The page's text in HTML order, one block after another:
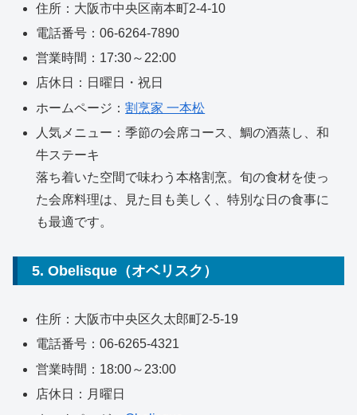
住所：大阪市中央区南本町2-4-10
電話番号：06-6264-7890
営業時間：17:30～22:00
店休日：日曜日・祝日
ホームページ：割烹家 一本松
人気メニュー：季節の会席コース、鯛の酒蒸し、和
牛ステーキ
落ち着いた空間で味わう本格割烹。旬の食材を使っ
た会席料理は、見た目も美しく、特別な日の食事に
も最適です。
5. Obelisque（オベリスク）
住所：大阪市中央区久太郎町2-5-19
電話番号：06-6265-4321
営業時間：18:00～23:00
店休日：月曜日